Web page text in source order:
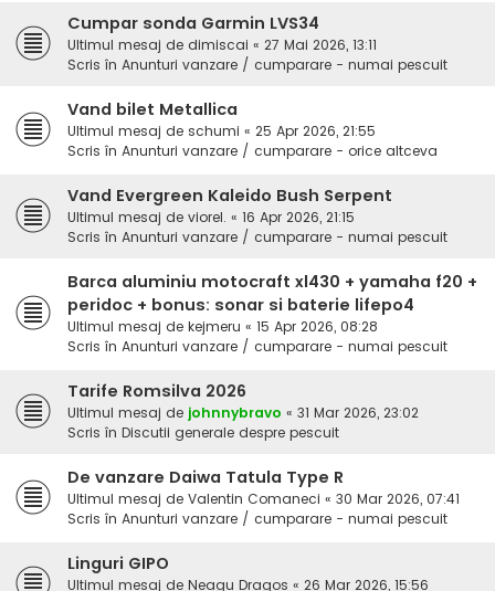
Cumpar sonda Garmin LVS34
Ultimul mesaj de dimiscai « 27 Mai 2026, 13:11
Scris în Anunturi vanzare / cumparare - numai pescuit
Vand bilet Metallica
Ultimul mesaj de schumi « 25 Apr 2026, 21:55
Scris în Anunturi vanzare / cumparare - orice altceva
Vand Evergreen Kaleido Bush Serpent
Ultimul mesaj de viorel. « 16 Apr 2026, 21:15
Scris în Anunturi vanzare / cumparare - numai pescuit
Barca aluminiu motocraft xl430 + yamaha f20 +
peridoc + bonus: sonar si baterie lifepo4
Ultimul mesaj de kejmeru « 15 Apr 2026, 08:28
Scris în Anunturi vanzare / cumparare - numai pescuit
Tarife Romsilva 2026
Ultimul mesaj de johnnybravo « 31 Mar 2026, 23:02
Scris în Discutii generale despre pescuit
De vanzare Daiwa Tatula Type R
Ultimul mesaj de Valentin Comaneci « 30 Mar 2026, 07:41
Scris în Anunturi vanzare / cumparare - numai pescuit
Linguri GIPO
Ultimul mesaj de Neagu Dragos « 26 Mar 2026, 15:56